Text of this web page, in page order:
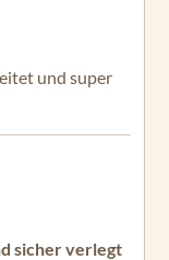
und super
sicher verlegt